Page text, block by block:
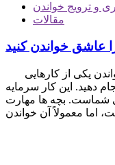
و ترویج خواندن
مقالات
عاشق خواندن کنید
دهید. این کار سرمایه
شماست. بچه ها مهارت